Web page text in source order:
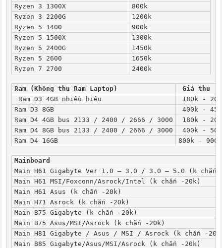
Ryzen 3 1300X
800k
Ryzen 3 2200G
1200k
Ryzen 5 1400
900k
Ryzen 5 1500X
1300k
Ryzen 5 2400G
1450k
Ryzen 5 2600
1650k
Ryzen 7 2700
2400k
Ram (Không thu Ram Laptop)
Giá thu
Ram D3 4GB nhiều hiệu
180k -
Ram D3 8GB
400k -
Ram D4 4GB bus 2133 / 2400 / 2666 / 3000
180k -
Ram D4 8GB bus 2133 / 2400 / 2666 / 3000
400k -
Ram D4 16GB
800k -
Mainboard
Main H61 Gigabyte Ver 1.0 – 3.0 / 3.0 – 5.0 (k chắn
Main H61 MSI/Foxconn/Asrock/Intel (k chắn -20k)
Main H61 Asus (k chắn -20k)
Main H71 Asrock (k chắn -20k)
Main B75 Gigabyte (k chắn -20k)
Main B75 Asus/MSI/Asrock (k chắn -20k)
Main H81 Gigabyte / Asus / MSI / Asrock (k chắn -
Main B85 Gigabyte/Asus/MSI/Asrock (k chắn -20k)